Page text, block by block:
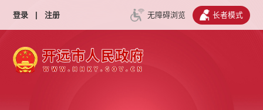
登录 | 注册 无障碍浏览 长者模式